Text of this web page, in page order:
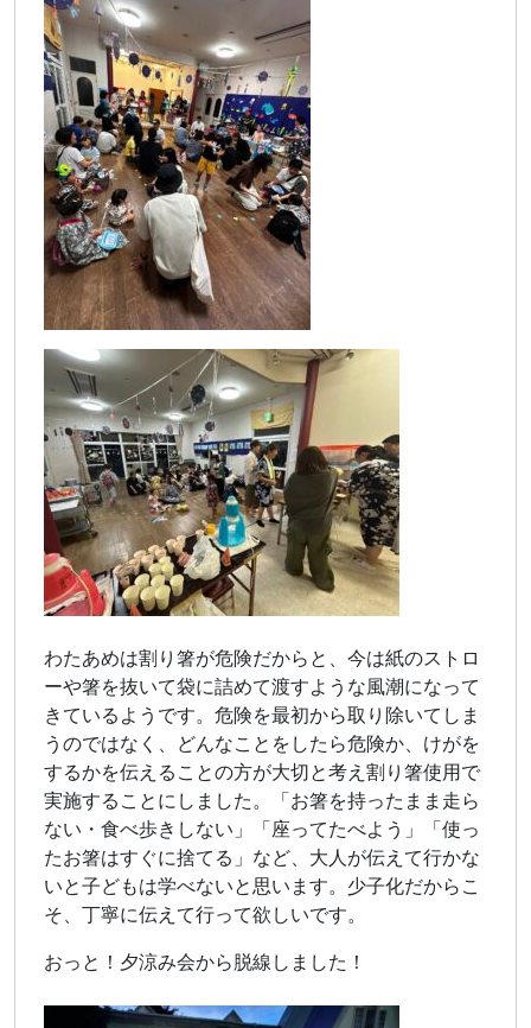
わたあめは割り箸が危険だからと、今は紙のストロ
ーや箸を抜いて袋に詰めて渡すような風潮になって
きているようです。危険を最初から取り除いてしま
うのではなく、どんなことをしたら危険か、けがを
するかを伝えることの方が大切と考え割り箸使用で
実施することにしました。「お箸を持ったまま走ら
ない・食べ歩きしない」「座ってたべよう」「使っ
たお箸はすぐに捨てる」など、大人が伝えて行かな
いと子どもは学べないと思います。少子化だからこ
そ、丁寧に伝えて行って欲しいです。
おっと！夕涼み会から脱線しました！